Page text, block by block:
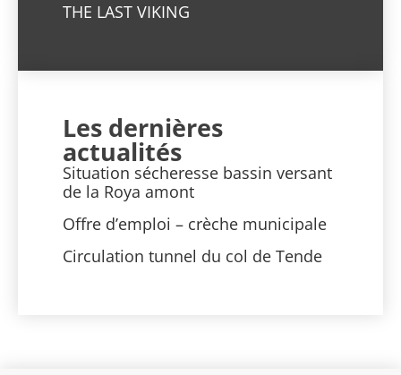
THE LAST VIKING
Les dernières
actualités
Situation sécheresse bassin versant
de la Roya amont
Offre d’emploi – crèche municipale
Circulation tunnel du col de Tende